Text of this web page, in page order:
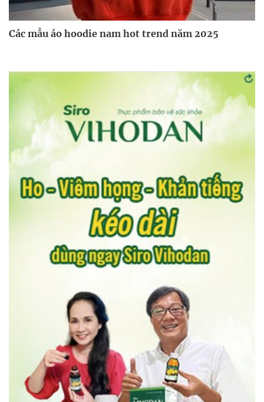
Các mẫu áo hoodie nam hot trend năm 2025